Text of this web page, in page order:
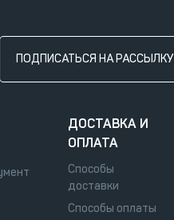
ПОДПИСАТЬСЯ НА РАССЫЛКУ
ДОСТАВКА И
ОПЛАТА
Способы
доставки
Способы оплаты